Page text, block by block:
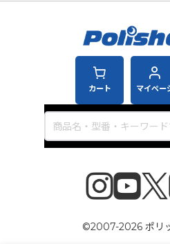
カート マイペー
©2007-2026 ポリ